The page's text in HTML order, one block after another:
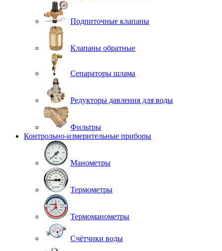
Подпиточные клапаны
Клапаны обратные
Сепараторы шлама
Редукторы давления для воды
Фильтры
Контрольно-измерительные приборы
Манометры
Термометры
Термоманометры
Счётчики воды